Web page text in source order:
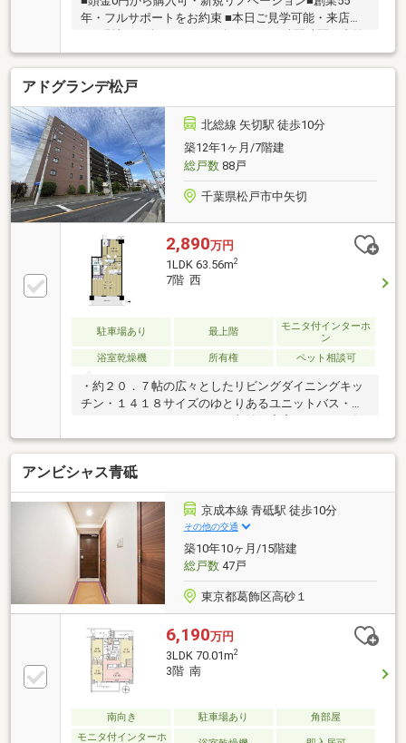
年・フルサポートをお約束 ■本日ご見学可能・来店不
OK□
アドグランデ松戸
北総線 矢切駅 徒歩10分
築12年1ヶ月/7階建
総戸数88戸
千葉県松戸市中矢切
2,890万円
1LDK 63.56m2
7階 西
駐車場あり 最上階
モニタ付インターホ
ン
浴室乾燥機
所有権 ペット相談可
・約２０．７帖の広々としたリビングダイニングキッ
チン・１４１８サイズのゆとりあるユニットバス・ウ
８月築、北総線「矢切駅」徒歩１０分・ペット飼育可
能（飼育細則有）・モニター付きオートロックや24時
間管理などのセキュリティ完備【周辺環境】・松戸市
立矢切小学校 徒歩7分・松戸市立第二中学校
徒歩10分・ローソン松戸中矢切店 徒歩2分・リプ
レ京成三矢小台店 徒歩5分・まいばすけっと矢切
駅北店 徒歩7分
アンビシャス青砥
京成本線 青砥駅 徒歩10分
その他の交通
築10年10ヶ月/15階建
総戸数47戸
東京都葛飾区高砂１
6,190万円
3LDK 70.01m2
3階 南
南向き 駐車場あり
角部屋
モニタ付インターホ